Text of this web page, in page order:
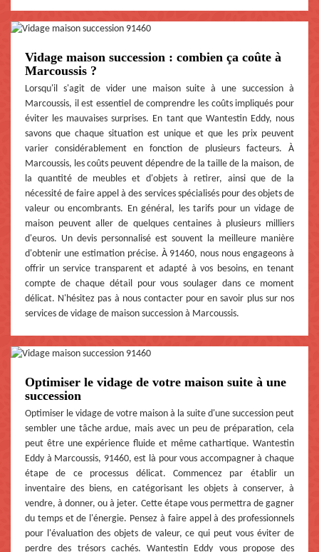
Vidage maison succession : combien ça coûte à
Marcoussis ?
Lorsqu'il s'agit de vider une maison suite à une succession à
Marcoussis, il est essentiel de comprendre les coûts impliqués pour
éviter les mauvaises surprises. En tant que Wantestin Eddy, nous
savons que chaque situation est unique et que les prix peuvent
varier considérablement en fonction de plusieurs facteurs. À
Marcoussis, les coûts peuvent dépendre de la taille de la maison, de
la quantité de meubles et d'objets à retirer, ainsi que de la
nécessité de faire appel à des services spécialisés pour des objets de
valeur ou encombrants. En général, les tarifs pour un vidage de
maison peuvent aller de quelques centaines à plusieurs milliers
d'euros. Un devis personnalisé est souvent la meilleure manière
d'obtenir une estimation précise. À 91460, nous nous engageons à
offrir un service transparent et adapté à vos besoins, en tenant
compte de chaque détail pour vous soulager dans ce moment
délicat. N'hésitez pas à nous contacter pour en savoir plus sur nos
services de vidage de maison succession à Marcoussis.
Optimiser le vidage de votre maison suite à une
succession
Optimiser le vidage de votre maison à la suite d'une succession peut
sembler une tâche ardue, mais avec un peu de préparation, cela
peut être une expérience fluide et même cathartique. Wantestin
Eddy à Marcoussis, 91460, est là pour vous accompagner à chaque
étape de ce processus délicat. Commencez par établir un
inventaire des biens, en catégorisant les objets à conserver, à
vendre, à donner, ou à jeter. Cette étape vous permettra de gagner
du temps et de l'énergie. Pensez à faire appel à des professionnels
pour l'évaluation des objets de valeur, ce qui peut vous éviter de
perdre des trésors cachés. Wantestin Eddy vous propose des